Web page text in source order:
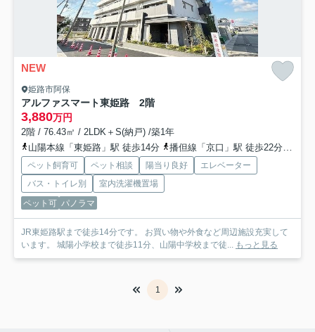
NEW
姫路市阿保
アルファスマート東姫路 2階
3,880万円
2階 / 76.43㎡ / 2LDK＋S(納戸) /築1年
山陽本線「東姫路」駅 徒歩14分
播但線「京口」駅 徒歩22分
ペット飼育可 ペット相談 陽当り良好
エレベーター
バス・トイレ別
室内洗濯機置場
ペット可 パノラマ
JR東姫路駅まで徒歩14分です。 お買い物や外食など周辺施設充実して
います。 城陽小学校まで徒歩11分、山陽中学校まで徒... もっと見る
1